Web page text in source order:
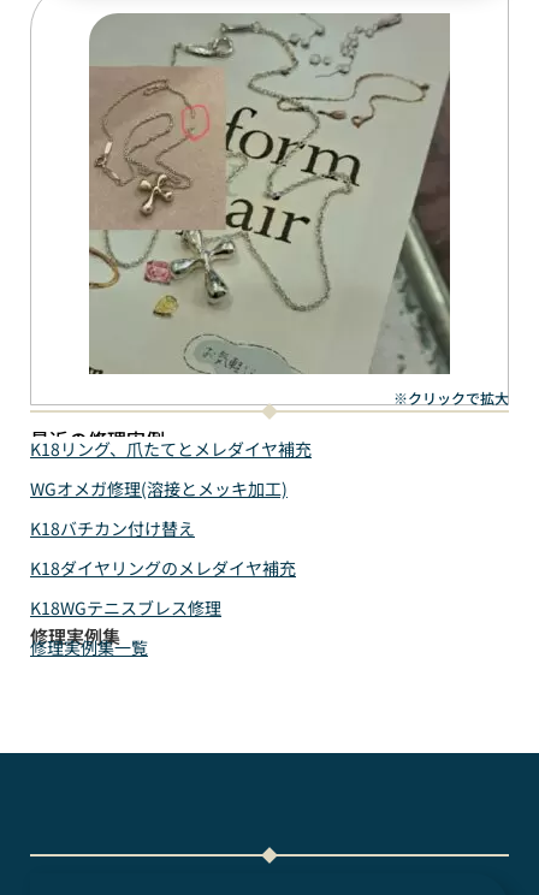
※クリックで拡大
最近の修理実例
K18リング、爪たてとメレダイヤ補充
WGオメガ修理(溶接とメッキ加工)
K18バチカン付け替え
K18ダイヤリングのメレダイヤ補充
K18WGテニスブレス修理
修理実例集
修理実例集一覧